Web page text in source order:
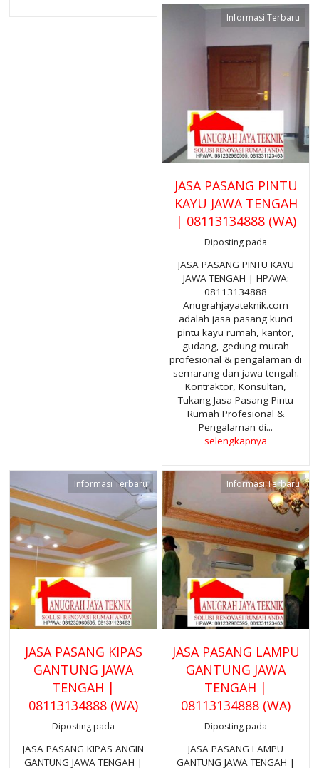
Informasi Terbaru
JASA PASANG PINTU
KAYU JAWA TENGAH
| 08113134888 (WA)
Diposting pada
JASA PASANG PINTU KAYU
JAWA TENGAH | HP/WA:
08113134888
Anugrahjayateknik.com
adalah jasa pasang kunci
pintu kayu rumah, kantor,
gudang, gedung murah
profesional & pengalaman di
semarang dan jawa tengah.
Kontraktor, Konsultan,
Tukang Jasa Pasang Pintu
Rumah Profesional &
Pengalaman di...
selengkapnya
Informasi Terbaru
JASA PASANG KIPAS
GANTUNG JAWA
TENGAH |
08113134888 (WA)
Diposting pada
JASA PASANG KIPAS ANGIN
GANTUNG JAWA TENGAH |
Informasi Terbaru
JASA PASANG LAMPU
GANTUNG JAWA
TENGAH |
08113134888 (WA)
Diposting pada
JASA PASANG LAMPU
GANTUNG JAWA TENGAH |